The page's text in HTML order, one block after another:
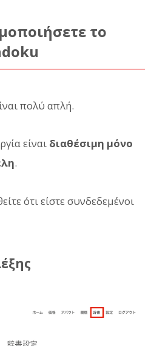
το
πολύ απλή.
είναι διαθέσιμη μόνο
.
ότι είστε συνδεδεμένοι